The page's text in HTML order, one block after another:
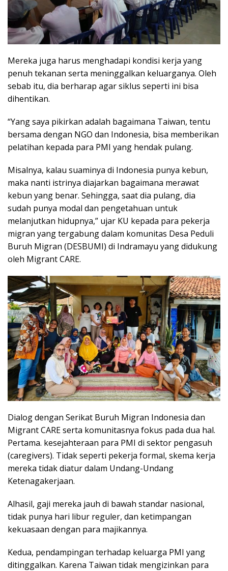
Mereka juga harus menghadapi kondisi kerja yang
penuh tekanan serta meninggalkan keluarganya. Oleh
sebab itu, dia berharap agar siklus seperti ini bisa
dihentikan.
“Yang saya pikirkan adalah bagaimana Taiwan, tentu
bersama dengan NGO dan Indonesia, bisa memberikan
pelatihan kepada para PMI yang hendak pulang.
Misalnya, kalau suaminya di Indonesia punya kebun,
maka nanti istrinya diajarkan bagaimana merawat
kebun yang benar. Sehingga, saat dia pulang, dia
sudah punya modal dan pengetahuan untuk
melanjutkan hidupnya,” ujar KU kepada para pekerja
migran yang tergabung dalam komunitas Desa Peduli
Buruh Migran (DESBUMI) di Indramayu yang didukung
oleh Migrant CARE.
Dialog dengan Serikat Buruh Migran Indonesia dan
Migrant CARE serta komunitasnya fokus pada dua hal.
Pertama. kesejahteraan para PMI di sektor pengasuh
(caregivers). Tidak seperti pekerja formal, skema kerja
mereka tidak diatur dalam Undang-Undang
Ketenagakerjaan.
Alhasil, gaji mereka jauh di bawah standar nasional,
tidak punya hari libur reguler, dan ketimpangan
kekuasaan dengan para majikannya.
Kedua, pendampingan terhadap keluarga PMI yang
ditinggalkan. Karena Taiwan tidak mengizinkan para